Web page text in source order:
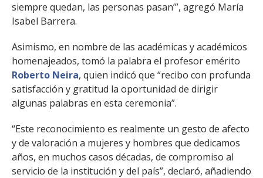
siempre quedan, las personas pasan’”, agregó María
Isabel Barrera.
Asimismo, en nombre de las académicas y académicos
homenajeados, tomó la palabra el profesor emérito
Roberto Neira, quien indicó que “recibo con profunda
satisfacción y gratitud la oportunidad de dirigir
algunas palabras en esta ceremonia”.
“Este reconocimiento es realmente un gesto de afecto
y de valoración a mujeres y hombres que dedicamos
años, en muchos casos décadas, de compromiso al
servicio de la institución y del país”, declaró, añadiendo